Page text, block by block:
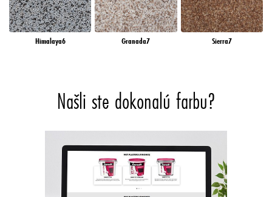
Himalaya6 Granada7 Sierra7
Našli ste dokonalú farbu?